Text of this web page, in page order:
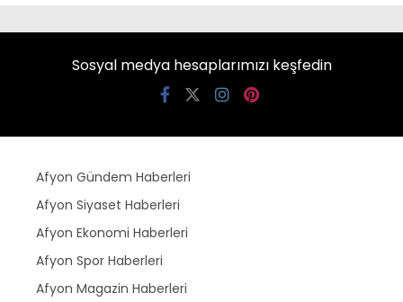
Sosyal medya hesaplarımızı keşfedin
Afyon Gündem Haberleri
Afyon Siyaset Haberleri
Afyon Ekonomi Haberleri
Afyon Spor Haberleri
Afyon Magazin Haberleri